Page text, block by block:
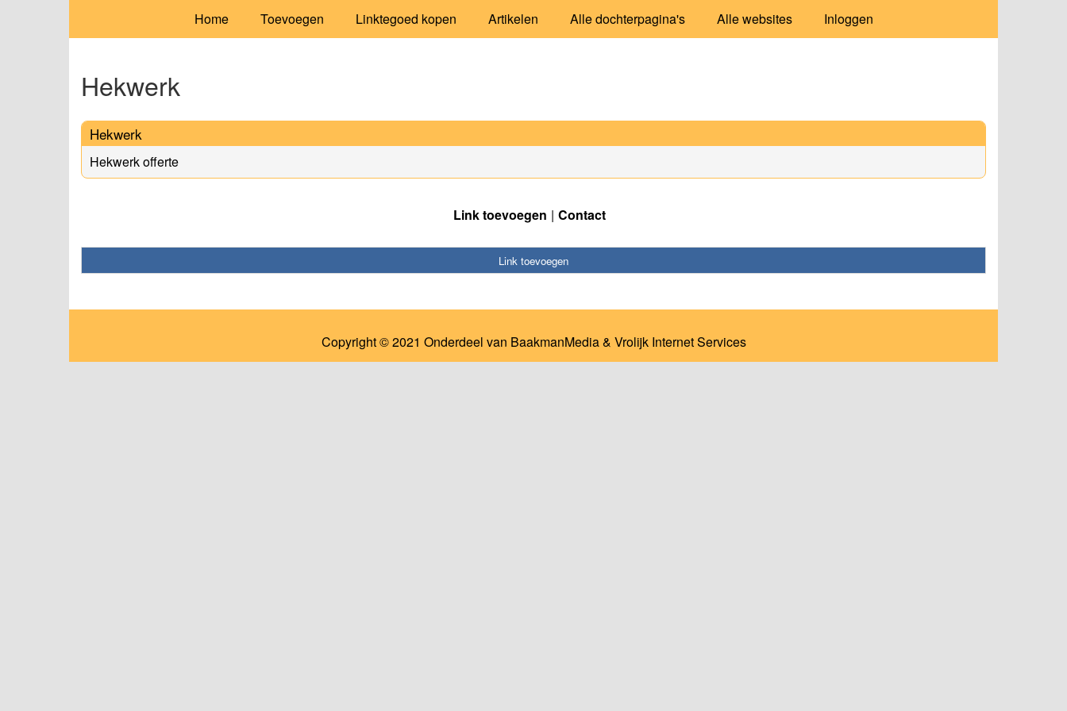
Home Toevoegen Linktegoed kopen Artikelen Alle dochterpagina's Alle websites Inloggen
Hekwerk
Hekwerk
Hekwerk offerte
Link toevoegen Contact
Link toevoegen
Copyright © 2021 Onderdeel van BaakmanMedia& Vrolijk Internet Services